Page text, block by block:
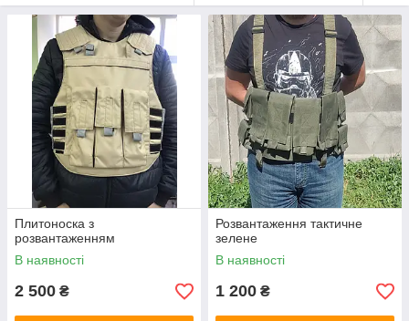
Плитоноска з
розвантаженням
В наявності
2 500 ₴
Розвантаження тактичне
зелене
В наявності
1 200 ₴